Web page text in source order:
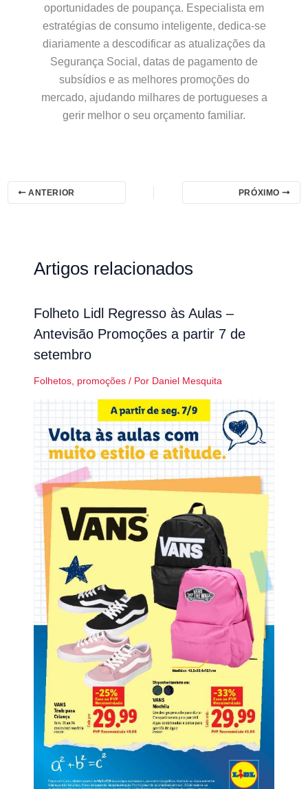
oportunidades de poupança. Especialista em
estratégias de consumo inteligente, dedica-se
diariamente a descodificar as atualizações da
Segurança Social, datas de pagamento de
subsídios e as melhores promoções do
mercado, ajudando milhares de portugueses a
gerir melhor o seu orçamento familiar.
ANTERIOR PRÓXIMO
Artigos relacionados
Folheto Lidl Regresso às Aulas –
Antevisão Promoções a partir 7 de
setembro
Folhetos, promoções/ Por Daniel Mesquita